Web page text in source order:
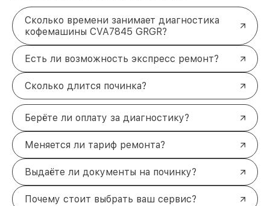
Сколько времени занимает диагностика
кофемашины CVA7845 GRGR?
Есть ли возможность экспресс ремонт?
Сколько длится починка?
Берёте ли оплату за диагностику?
Меняется ли тариф ремонта?
Выдаёте ли документы на починку?
Почему стоит выбрать ваш сервис?